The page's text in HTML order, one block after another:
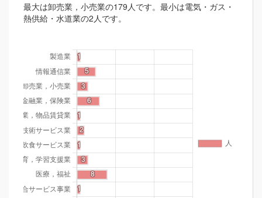
最大は卸売業，小売業の179人です。最小は電気・ガス・
熱供給・水道業の2人です。